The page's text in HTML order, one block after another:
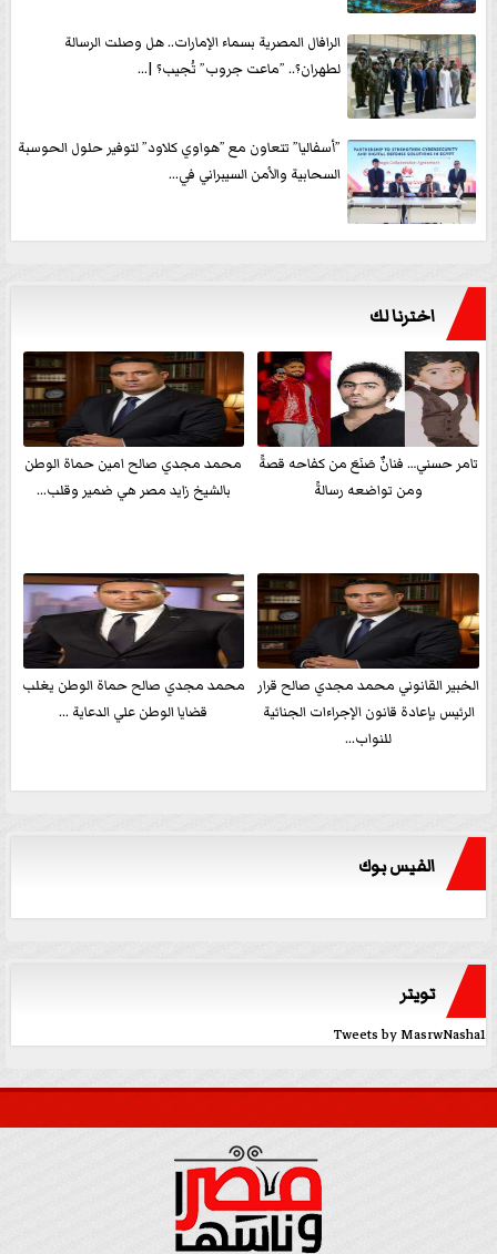
الرافال المصرية بسماء الإمارات.. هل وصلت الرسالة
لطهران؟.. ”ماعت جروب” تُجيب؟ |...
”أسفاليا” تتعاون مع ”هواوي كلاود” لتوفير حلول الحوسبة
السحابية والأمن السيبراني في...
اخترنا لك
تامر حسني… فنانٌ صَنَعَ من كفاحه قصةً
ومن تواضعه رسالةً
محمد مجدي صالح امين حماة الوطن
بالشيخ زايد مصر هي ضمير وقلب...
الخبير القانوني محمد مجدي صالح قرار
الرئيس بإعادة قانون الإجراءات الجنائية
للنواب...
محمد مجدي صالح حماة الوطن يغلب
قضايا الوطن علي الدعاية ...
الفيس بوك
تويتر
Tweets by MasrwNasha1